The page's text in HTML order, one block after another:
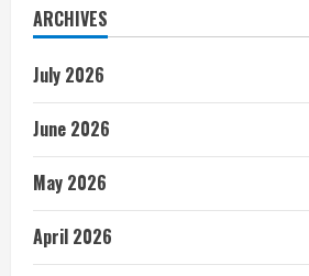
ARCHIVES
July 2026
June 2026
May 2026
April 2026